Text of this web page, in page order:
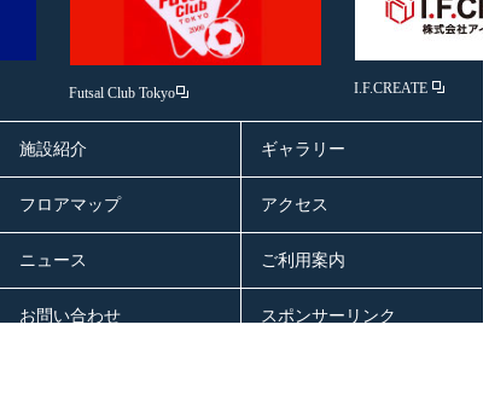
Futsal Club Tokyo I.F.CREATE
施設紹介 ギャラリー
フロアマップ アクセス
ニュース ご利用案内
お問い合わせ スポンサーリンク